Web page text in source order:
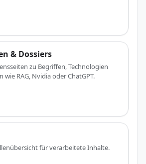
& Dossiers
zu Begriffen, Technologien
RAG, Nvidia oder ChatGPT.
für verarbeitete Inhalte.